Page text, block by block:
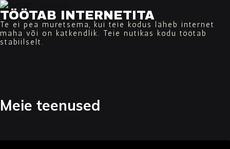
TÖÖTAB INTERNETITA
Te ei pea muretsema, kui teie kodus läheb internet
maha või on katkendlik. Teie nutikas kodu töötab
stabiilselt.
Meie teenused